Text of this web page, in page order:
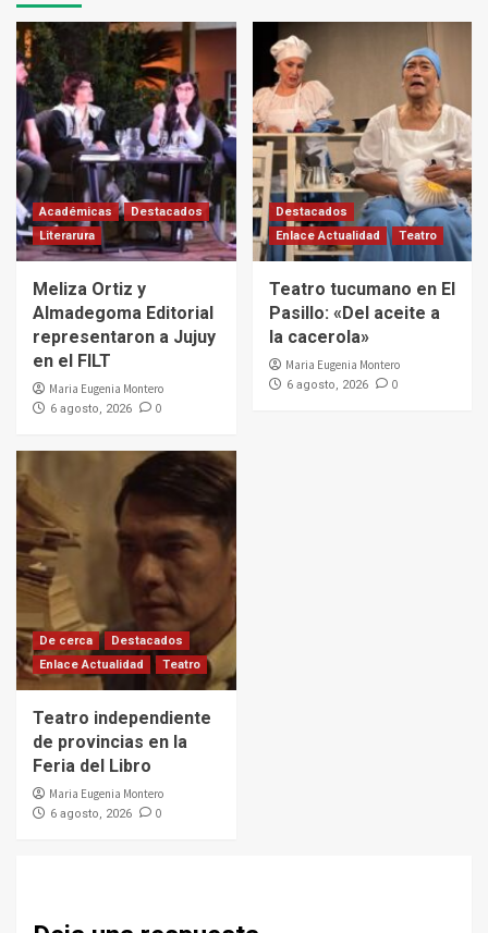
Académicas
Destacados
Literarura
Meliza Ortiz y
Almadegoma Editorial
representaron a Jujuy
en el FILT
Maria Eugenia Montero
6 agosto, 2026 0
Destacados
Enlace Actualidad
Teatro
Teatro tucumano en El
Pasillo: «Del aceite a
la cacerola»
Maria Eugenia Montero
6 agosto, 2026 0
De cerca
Destacados
Enlace Actualidad
Teatro
Teatro independiente
de provincias en la
Feria del Libro
Maria Eugenia Montero
6 agosto, 2026 0